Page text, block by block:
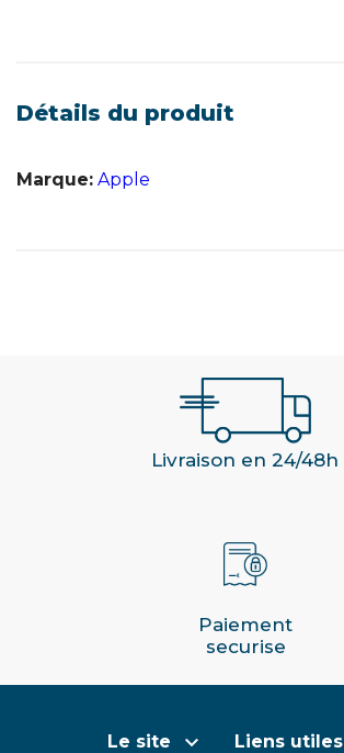
Détails du produit
Marque: Apple
Livraison en 24/48h
Paiement
securise
Le site  Liens utiles